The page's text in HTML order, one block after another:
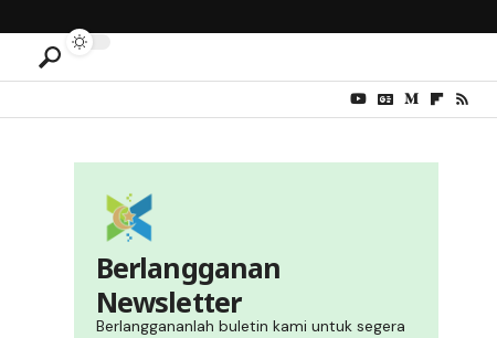
Berlangganan
Newsletter
Berlanggananlah buletin kami untuk segera